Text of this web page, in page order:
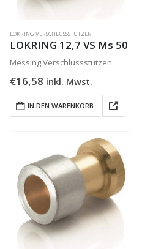
LOKRING VERSCHLUSSSTUTZEN
LOKRING 12,7 VS Ms 50
Messing Verschlussstutzen
€16,58 inkl. Mwst.
IN DEN WARENKORB